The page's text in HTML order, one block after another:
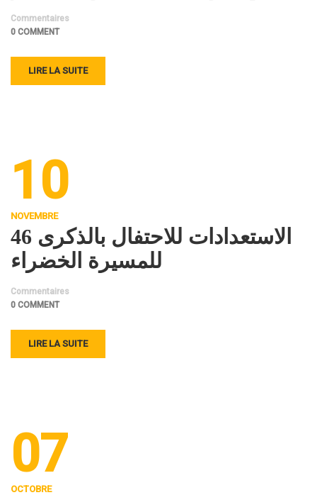
Commentaires
0 COMMENT
LIRE LA SUITE
10
NOVEMBRE
الاستعدادات للاحتفال بالذكرى 46
للمسيرة الخضراء
Commentaires
0 COMMENT
LIRE LA SUITE
07
OCTOBRE